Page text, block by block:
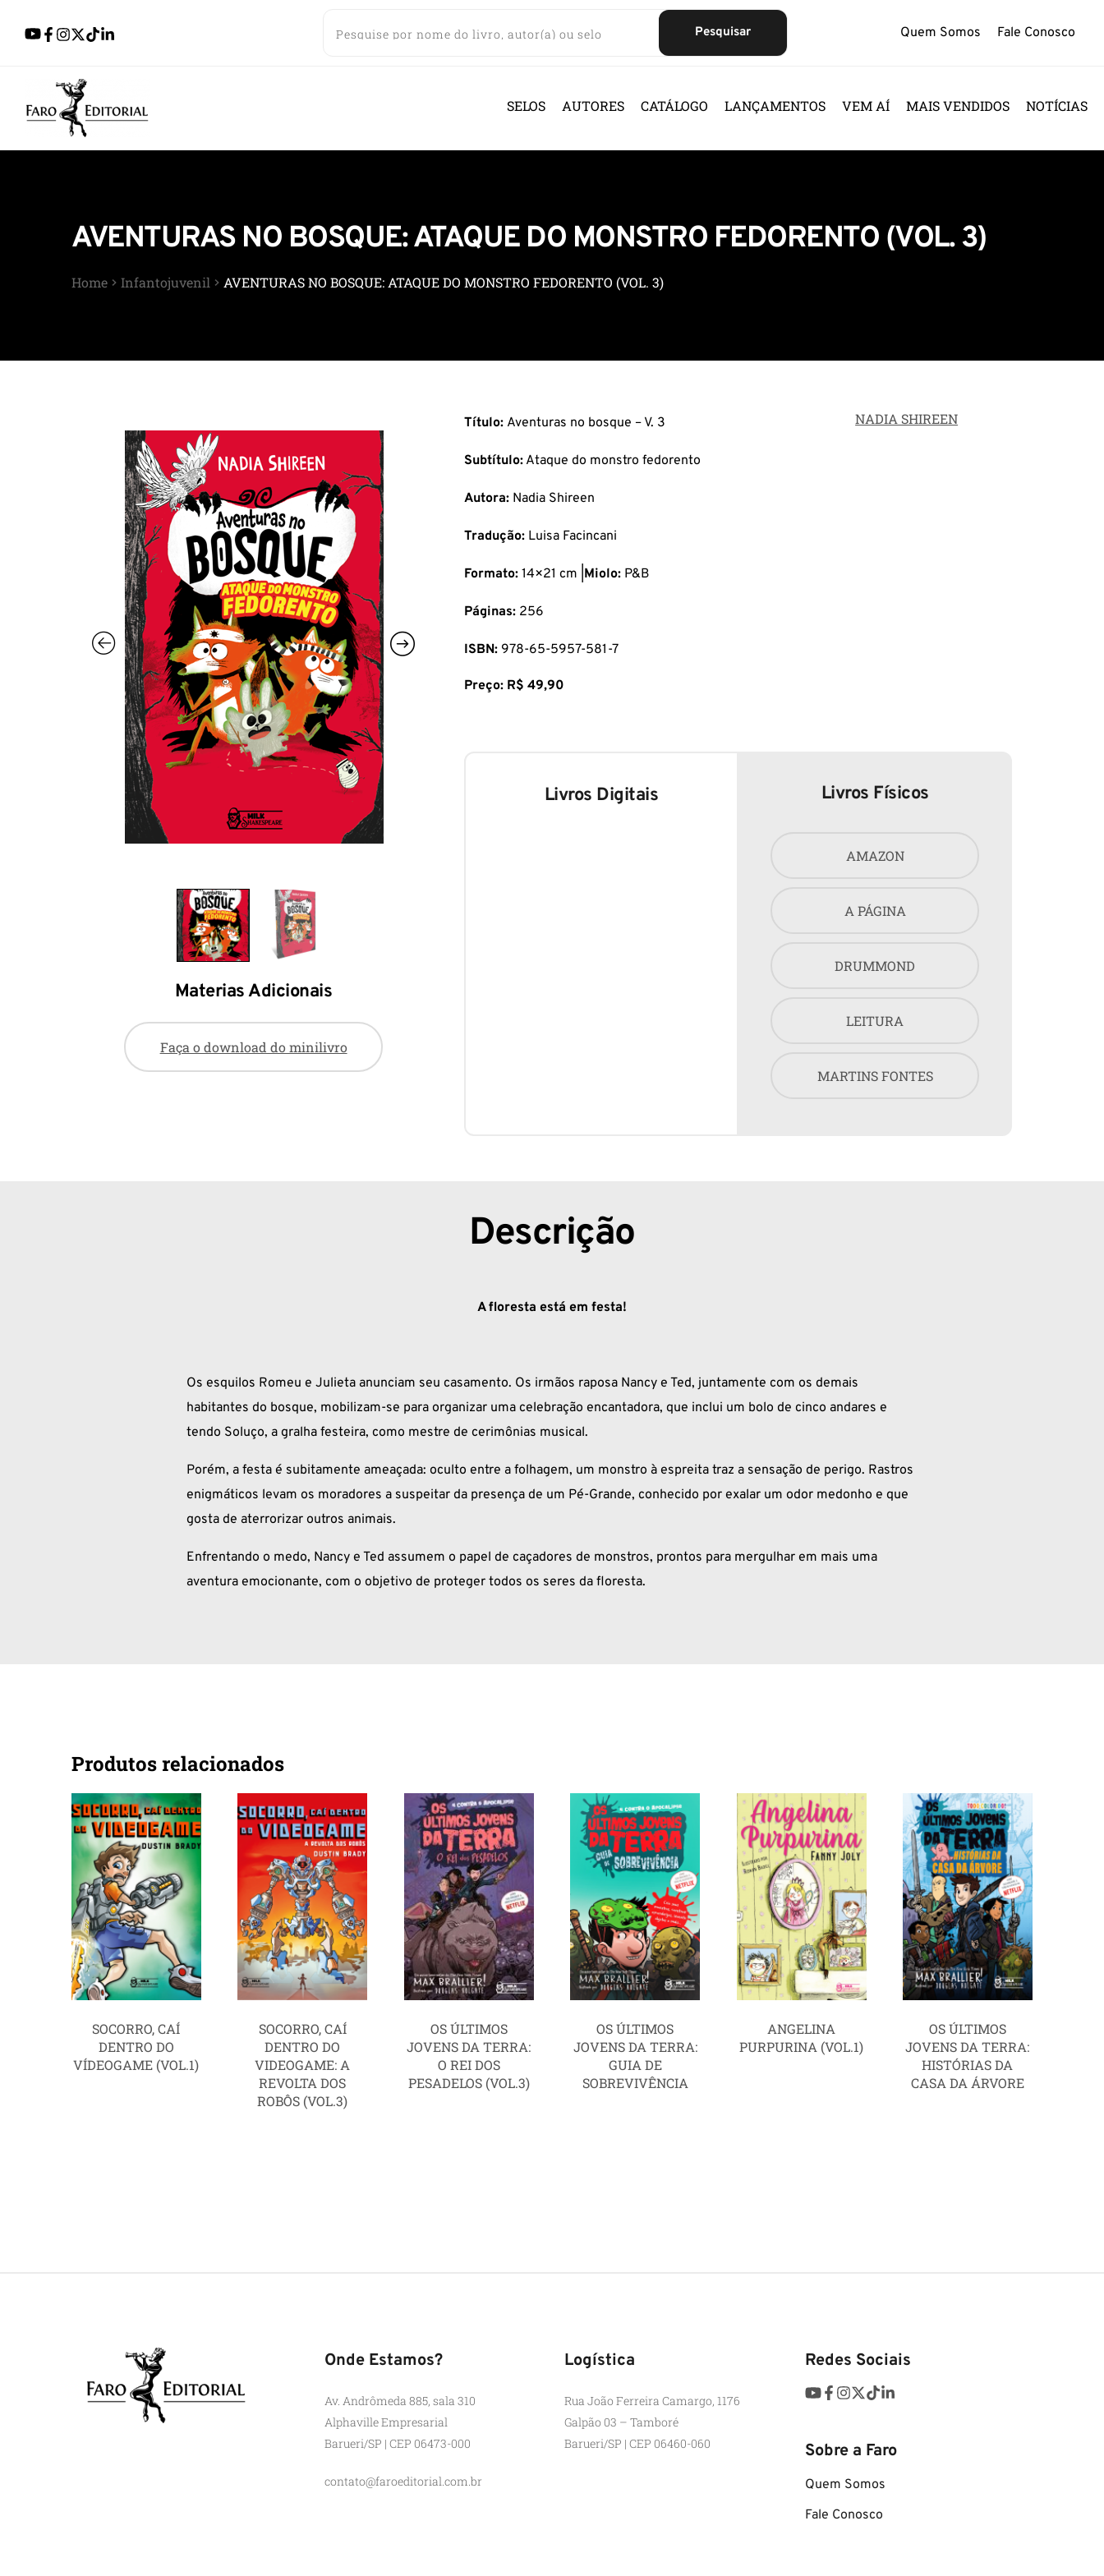
Pesquisar Quem Somos Fale Conosco
SELOS AUTORES CATÁLOGO LANÇAMENTOS VEM AÍ MAIS VENDIDOS NOTÍCIAS
AVENTURAS NO BOSQUE: ATAQUE DO MONSTRO FEDORENTO (VOL. 3)
Home Infantojuvenil AVENTURAS NO BOSQUE: ATAQUE DO MONSTRO FEDORENTO (VOL. 3)
Materias Adicionais
Faça o download do minilivro
Título: Aventuras no bosque – V. 3
Subtítulo: Ataque do monstro fedorento
Autora: Nadia Shireen
Tradução: Luisa Facincani
Formato:14×21 cm | Miolo: P&B
Páginas: 256
ISBN: 978-65-5957-581-7
Preço: R$ 49,90
NADIA SHIREEN
Livros Digitais Livros Físicos
AMAZON
A PÁGINA
DRUMMOND
LEITURA
MARTINS FONTES
Descrição
A floresta está em festa!
Os esquilos Romeu e Julieta anunciam seu casamento. Os irmãos raposa Nancy e Ted, juntamente com os demais
habitantes do bosque, mobilizam-se para organizar uma celebração encantadora, que inclui um bolo de cinco andares e
tendo Soluço, a gralha festeira, como mestre de cerimônias musical.
Porém, a festa é subitamente ameaçada: oculto entre a folhagem, um monstro à espreita traz a sensação de perigo. Rastros
enigmáticos levam os moradores a suspeitar da presença de um Pé-Grande, conhecido por exalar um odor medonho e que
gosta de aterrorizar outros animais.
Enfrentando o medo, Nancy e Ted assumem o papel de caçadores de monstros, prontos para mergulhar em mais uma
aventura emocionante, com o objetivo de proteger todos os seres da floresta.
Produtos relacionados
SOCORRO, CAÍ
DENTRO DO
VÍDEOGAME (VOL.1)
SOCORRO, CAÍ
DENTRO DO
VIDEOGAME: A
REVOLTA DOS
ROBÔS (VOL.3)
OS ÚLTIMOS
JOVENS DA TERRA:
O REI DOS
PESADELOS (VOL.3)
OS ÚLTIMOS
JOVENS DA TERRA:
GUIA DE
SOBREVIVÊNCIA
ANGELINA
PURPURINA (VOL.1)
OS ÚLTIMOS
JOVENS DA TERRA:
HISTÓRIAS DA
CASA DA ÁRVORE
Onde Estamos?
Av. Andrômeda 885, sala 310
Alphaville Empresarial
Barueri/SP | CEP 06473-000
contato@faroeditorial.com.br
Logística
Rua João Ferreira Camargo, 1176
Galpão 03 – Tamboré
Barueri/SP | CEP 06460-060
Redes Sociais
Sobre a Faro
Quem Somos
Fale Conosco